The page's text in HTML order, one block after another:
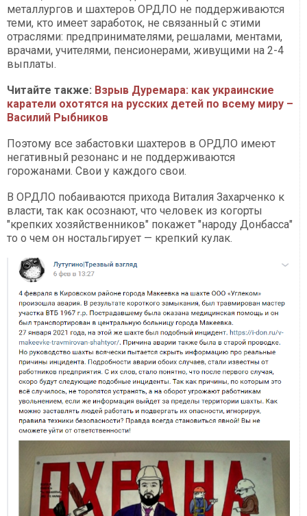
металлургов и шахтеров ОРДЛО не поддерживаются
теми, кто имеет заработок, не связанный с этими
отраслями: предпринимателями, решалами, ментами,
врачами, учителями, пенсионерами, живущими на 2-4
выплаты.
Читайте также: Взрыв Дуремара: как украинские
каратели охотятся на русских детей по всему миру –
Василий Рыбников
Поэтому все забастовки шахтеров в ОРДЛО имеют
негативный резонанс и не поддерживаются
горожанами. Свои у каждого свои.
В ОРДЛО побаиваются прихода Виталия Захарченко к
власти, так как осознают, что человек из когорты
"крепких хозяйственников" покажет "народу Донбасса"
то о чем он ностальгирует — крепкий кулак.